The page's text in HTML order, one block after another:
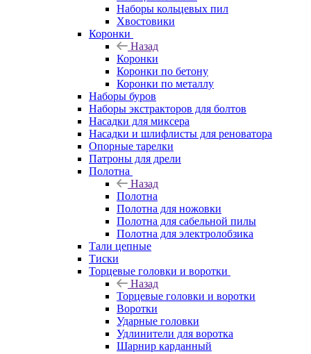
Наборы кольцевых пил
Хвостовики
Коронки
Назад
Коронки
Коронки по бетону
Коронки по металлу
Наборы буров
Наборы экстракторов для болтов
Насадки для миксера
Насадки и шлифлисты для реноватора
Опорные тарелки
Патроны для дрели
Полотна
Назад
Полотна
Полотна для ножовки
Полотна для сабельной пилы
Полотна для электролобзика
Тали цепные
Тиски
Торцевые головки и воротки
Назад
Торцевые головки и воротки
Воротки
Ударные головки
Удлинители для воротка
Шарнир карданный